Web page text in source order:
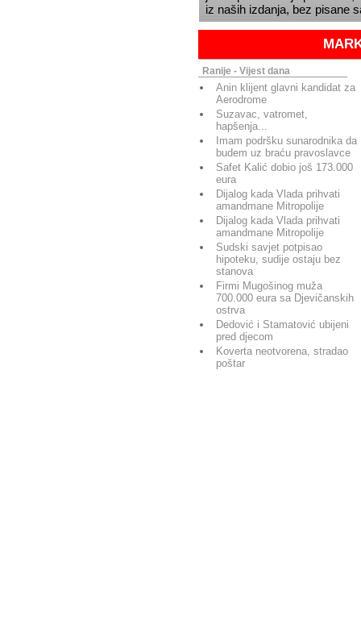
iz naših izdanja, bez pisane
Ranije - Vijest dana
Anin klijent glavni kandidat za
Aerodrome
Suzavac, vatromet,
hapšenja...
Imam podršku sunarodnika da
budem uz braću pravoslavce
Safet Kalić dobio još 173.000
eura
Dijalog kada Vlada prihvati
amandmane Mitropolije
Dijalog kada Vlada prihvati
amandmane Mitropolije
Sudski savjet potpisao
hipoteku, sudije ostaju bez
stanova
Firmi Mugošinog muža
700.000 eura sa Djevičanskih
ostrva
Dedović i Stamatović ubijeni
pred djecom
Koverta neotvorena, stradao
poštar